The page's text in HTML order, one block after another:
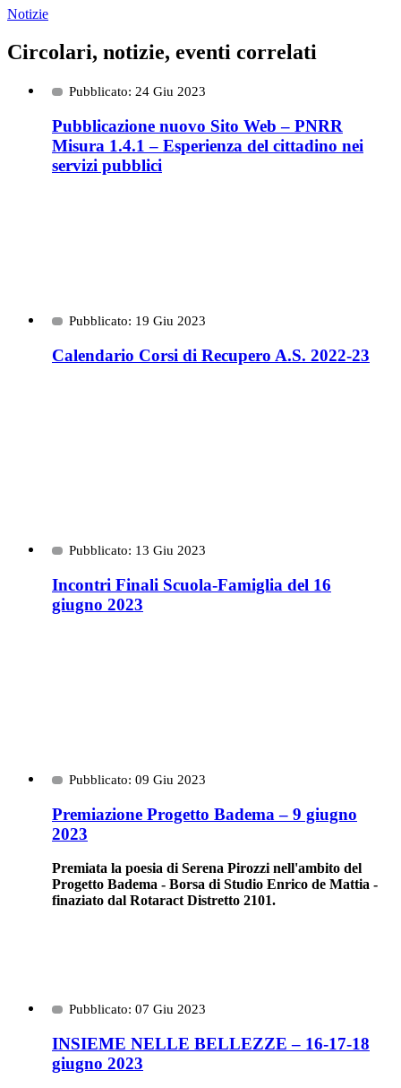
Notizie
Circolari, notizie, eventi correlati
Pubblicato: 24 Giu 2023
Pubblicazione nuovo Sito Web – PNRR
Misura 1.4.1 – Esperienza del cittadino nei
servizi pubblici
Pubblicato: 19 Giu 2023
Calendario Corsi di Recupero A.S. 2022-23
Pubblicato: 13 Giu 2023
Incontri Finali Scuola-Famiglia del 16
giugno 2023
Pubblicato: 09 Giu 2023
Premiazione Progetto Badema – 9 giugno
2023
Premiata la poesia di Serena Pirozzi nell'ambito del
Progetto Badema - Borsa di Studio Enrico de Mattia -
finaziato dal Rotaract Distretto 2101.
Pubblicato: 07 Giu 2023
INSIEME NELLE BELLEZZE – 16-17-18
giugno 2023